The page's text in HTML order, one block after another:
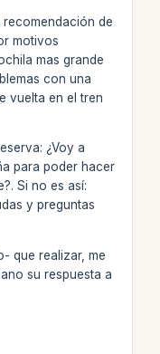
recomendación de
motivos
mas grande
con una
vuelta en el tren
¿Voy a
para poder hacer
Si no es así:
y preguntas
que realizar, me
su respuesta a